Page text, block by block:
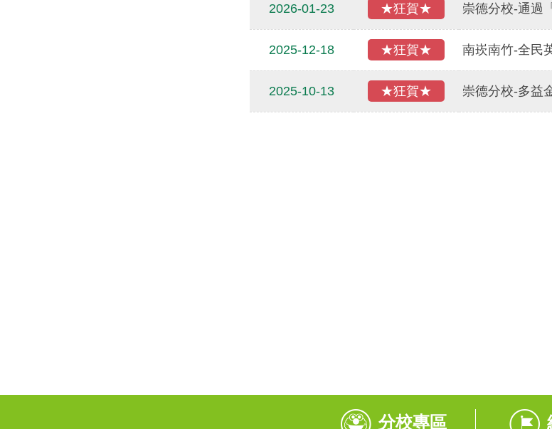
2026-01-23 ★狂賀★ 崇德分校-通過
2025-12-18 ★狂賀★ 南崁南竹-全民
2025-10-13 ★狂賀★ 崇德分校-多益
分校專區